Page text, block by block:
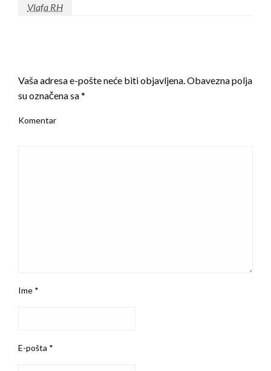
Vlafa RH
Vaša adresa e-pošte neće biti objavljena.Obavezna polja
su označena sa*
Komentar
Ime *
E-pošta *